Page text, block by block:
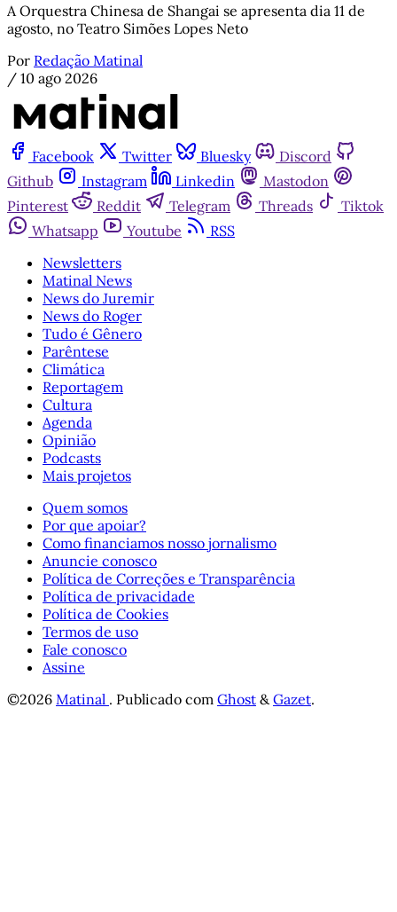
A Orquestra Chinesa de Shangai se apresenta dia 11 de
agosto, no Teatro Simões Lopes Neto
Por Redação Matinal
/ 10 ago 2026
Facebook Twitter Bluesky
Discord
Github
Instagram Linkedin
Mastodon
Pinterest
Reddit Telegram Threads
Tiktok
Whatsapp
Youtube
RSS
Newsletters
Matinal News
News do Juremir
News do Roger
Tudo é Gênero
Parêntese
Climática
Reportagem
Cultura
Agenda
Opinião
Podcasts
Mais projetos
Quem somos
Por que apoiar?
Como financiamos nosso jornalismo
Anuncie conosco
Política de Correções e Transparência
Política de privacidade
Política de Cookies
Termos de uso
Fale conosco
Assine
©2026 Matinal . Publicado com Ghost & Gazet.